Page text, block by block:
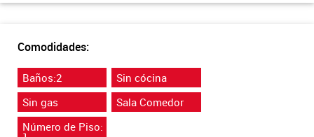
Comodidades:
Baños:2
Sin cócina
Sin gas
Sala Comedor
Número de Piso: